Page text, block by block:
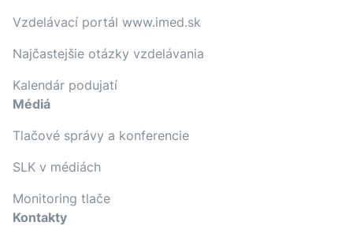
Vzdelávací portál www.imed.sk
Najčastejšie otázky vzdelávania
Kalendár podujatí
Médiá
Tlačové správy a konferencie
SLK v médiách
Monitoring tlače
Kontakty